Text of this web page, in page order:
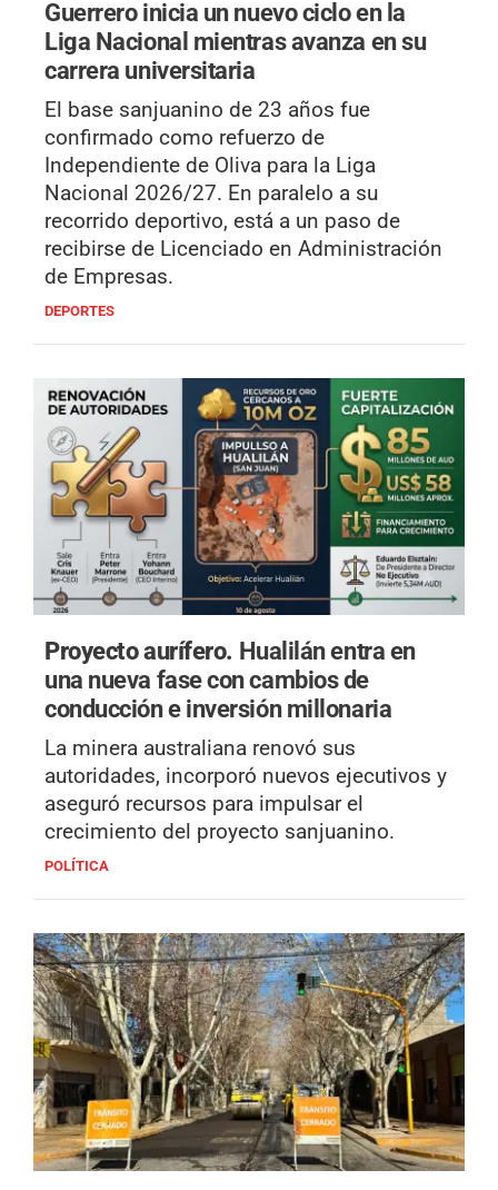
Guerrero inicia un nuevo ciclo en la
Liga Nacional mientras avanza en su
carrera universitaria
El base sanjuanino de 23 años fue
confirmado como refuerzo de
Independiente de Oliva para la Liga
Nacional 2026/27. En paralelo a su
recorrido deportivo, está a un paso de
recibirse de Licenciado en Administración
de Empresas.
DEPORTES
Proyecto aurífero. Hualilán entra en
una nueva fase con cambios de
conducción e inversión millonaria
La minera australiana renovó sus
autoridades, incorporó nuevos ejecutivos y
aseguró recursos para impulsar el
crecimiento del proyecto sanjuanino.
POLÍTICA